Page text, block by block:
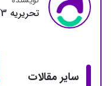
تحريريه 3گام
سایر مقالات